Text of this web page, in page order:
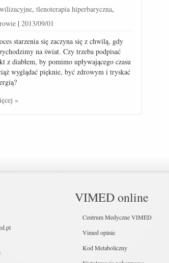
, tlenoterapia hiperbaryczna,
| 2013/09/01
starzenia się zaczyna się z chwilą, gdy
na świat. Czy trzeba podpisać
z diabłem, by pomimo upływającego czasu
wyglądać pięknie, być zdrowym i tryskać
»
VIMED online
Centrum Medyczne VIMED
Vimed opinie
Kod Metaboliczny